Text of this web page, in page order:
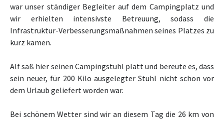
war unser ständiger Begleiter auf dem Campingplatz und
wir erhielten intensivste Betreuung, sodass
die
Infrastruktur-Verbesserungsmaßnahmen seines Platzes zu
kurz kamen.
Alf saß hier seinen Campingstuhl platt und bereute es, dass
sein neuer, für 200 Kilo ausgelegter Stuhl nicht schon vor
dem Urlaub geliefert worden war.
Bei schönem Wetter sind wir an diesem Tag die 26 km von